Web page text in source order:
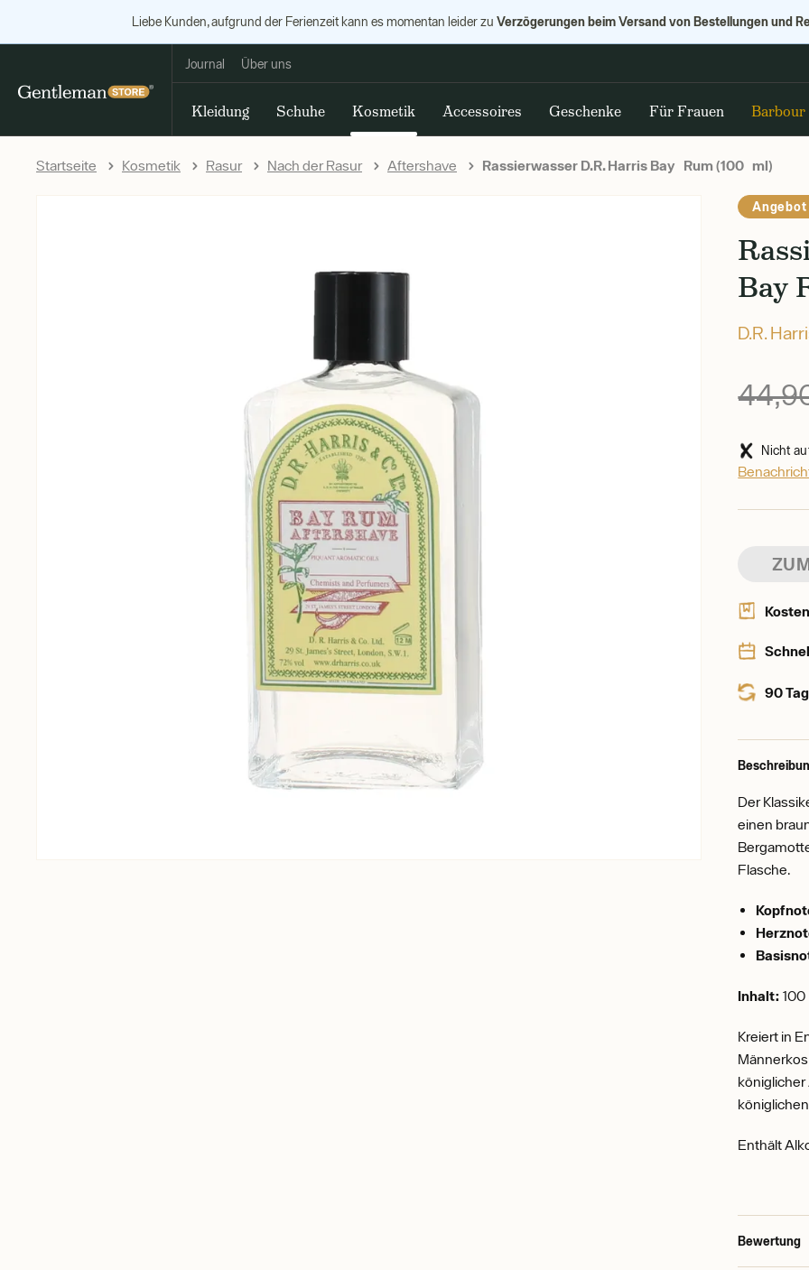
Liebe Kunden, aufgrund der Ferienzeit kann es momentan leider zu Verzögerungen beim Versand von Bestellungen und
Journal Über uns
Kleidung Schuhe Kosmetik Accessoires Geschenke Für Frauen Barbour
Startseite Kosmetik Rasur Nach der Rasur Aftershave Rassierwasser D.R. Harris Bay Rum (100 ml)
Angebot
Bay
D.R.
Nicht
90
Der
einen
Flasche.
Inhalt: 100
Kreiert in
Enthält
Bewertung